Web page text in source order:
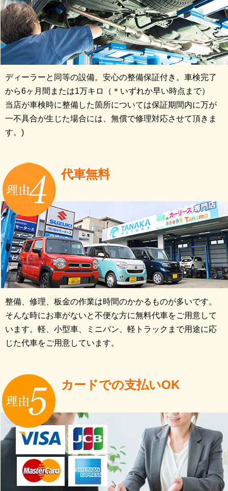
ディーラーと同等の設備。安心の整備保証付き。車検完了
から6ヶ月間または1万キロ（＊いずれか早い時点まで）
当店が車検時に整備した箇所については保証期間内に万が
一不具合が生じた場合には、無償で修理対応させて頂きま
す。)
代車無料
整備、修理、板金の作業は時間のかかるものが多いです。
そんな時にお車がないと不便な方に無料代車をご用意して
います。軽、小型車、ミニバン、軽トラックまで用途に応
じた代車をご用意しています。
カードでの支払いOK